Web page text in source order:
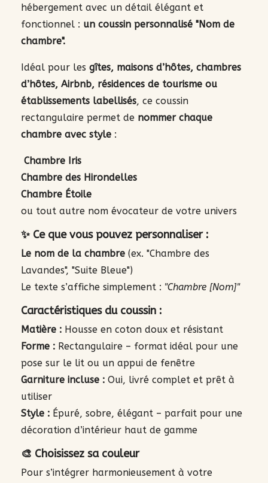
hébergement avec un détail élégant et
fonctionnel : un coussin personnalisé "Nom de
chambre".
Idéal pour les gîtes, maisons d’hôtes, chambres
d’hôtes, Airbnb, résidences de tourisme ou
établissements labellisés, ce coussin
rectangulaire permet de nommer chaque
chambre avec style :
Chambre Iris
Chambre des Hirondelles
Chambre Étoile
ou tout autre nom évocateur de votre univers
✨ Ce que vous pouvez personnaliser :
Le nom de la chambre (ex. "Chambre des
Lavandes", "Suite Bleue")
Le texte s’affiche simplement : "Chambre [Nom]"
Caractéristiques du coussin :
Matière : Housse en coton doux et résistant
Forme : Rectangulaire – format idéal pour une
pose sur le lit ou un appui de fenêtre
Garniture incluse : Oui, livré complet et prêt à
utiliser
Style : Épuré, sobre, élégant – parfait pour une
décoration d’intérieur haut de gamme
🎨 Choisissez sa couleur
Pour s’intégrer harmonieusement à votre